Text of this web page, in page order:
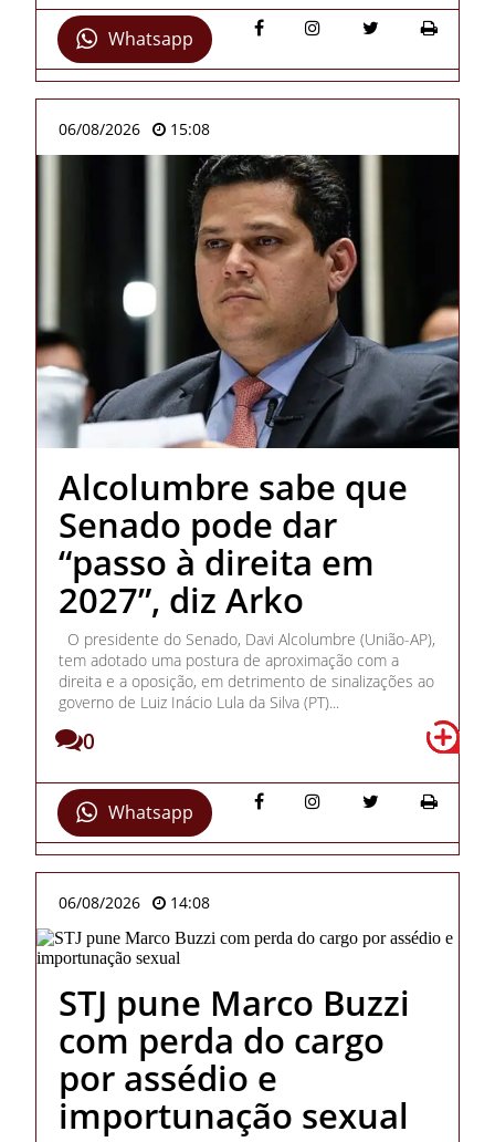
Whatsapp
06/08/2026 15:08
Alcolumbre sabe que
Senado pode dar
“passo à direita em
2027”, diz Arko
O presidente do Senado, Davi Alcolumbre (União-AP),
tem adotado uma postura de aproximação com a
direita e a oposição, em detrimento de sinalizações ao
governo de Luiz Inácio Lula da Silva (PT)...
0
Whatsapp
06/08/2026 14:08
STJ pune Marco Buzzi
com perda do cargo
por assédio e
importunação sexual